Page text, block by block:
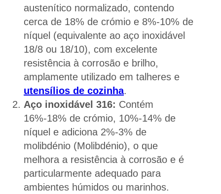
austenítico normalizado, contendo
cerca de 18% de crómio e 8%-10% de
níquel (equivalente ao aço inoxidável
18/8 ou 18/10), com excelente
resistência à corrosão e brilho,
amplamente utilizado em talheres e
utensílios de cozinha.
Aço inoxidável 316: Contém
16%-18% de crómio, 10%-14% de
níquel e adiciona 2%-3% de
molibdénio (Molibdénio), o que
melhora a resistência à corrosão e é
particularmente adequado para
ambientes húmidos ou marinhos.